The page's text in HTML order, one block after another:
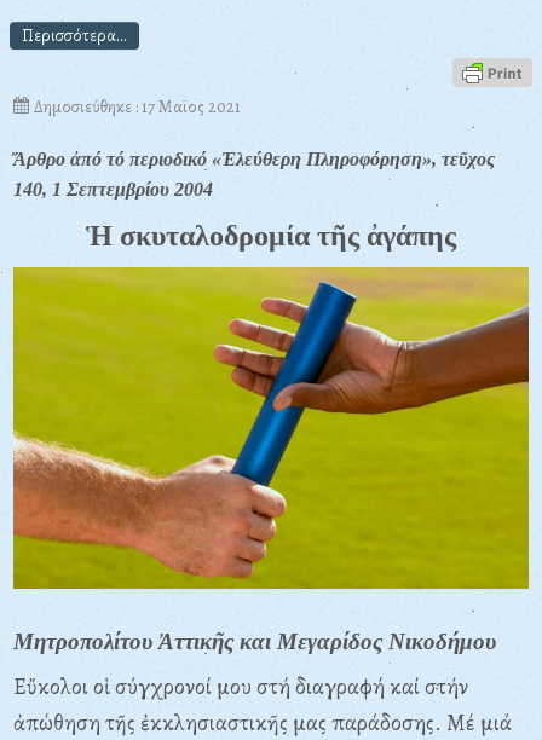
Περισσότερα...
Δημοσιεύθηκε : 17 Μαϊος 2021
Ἄρθρο ἀπό τό περιοδικό «Ἐλεύθερη Πληροφόρηση», τεῦχος
140, 1 Σεπτεμβρίου 2004
Ἡ σκυταλοδρομία τῆς ἀγάπης
Μητροπολίτου Ἀττικῆς και Μεγαρίδος Νικοδήμου
Εὔκολοι οἱ σύγχρονοί μου στή διαγραφή καί στήν
ἀπώθηση τῆς ἐκκλησιαστικῆς μας παράδοσης. Μέ μιά